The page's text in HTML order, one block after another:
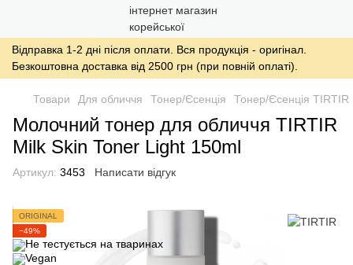
Відправка 1-2 дні після оплати. Вся продукція - оригінал.
Безкоштовна доставка від 2500 грн (при повній оплаті).
Товари Для обличчя Тонер/Єсенція Тонер/Єсенція TIRTIR
Молочний тонер для обличчя TIRTIR
Milk Skin Toner Light 150ml
Артикул: 3453 Написати відгук
ORIGINAL
−49%